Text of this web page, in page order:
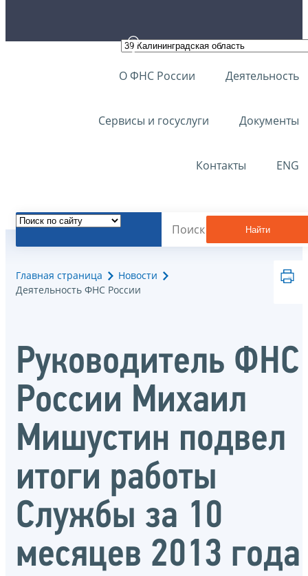
О ФНС России Деятельность
Сервисы и госуслуги Документы
Контакты ENG
Найти
Главная страница
Новости
Деятельность ФНС России
Руководитель ФНС
России Михаил
Мишустин подвел
итоги работы
Службы за 10
месяцев 2013 года